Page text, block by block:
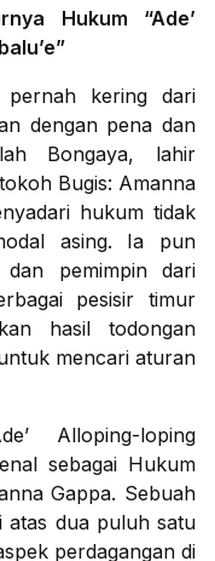
Hukum “Ade’
pernah kering dari
dengan pena dan
Bongaya, lahir
Bugis: Amanna
hukum tidak
asing. Ia pun
dan pemimpin dari
pesisir timur
hasil todongan
mencari aturan
Alloping-loping
sebagai Hukum
Gappa. Sebuah
atas dua puluh satu
perdagangan di